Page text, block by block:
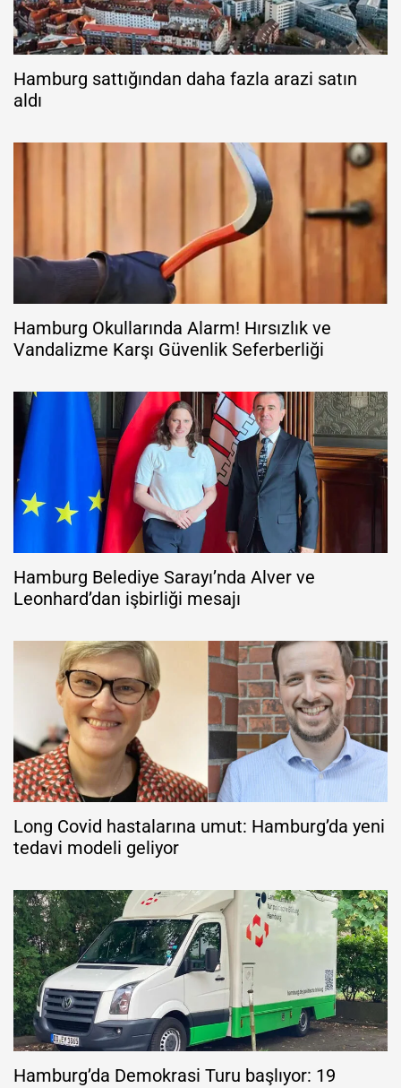
Hamburg sattığından daha fazla arazi satın
aldı
Hamburg Okullarında Alarm! Hırsızlık ve
Vandalizme Karşı Güvenlik Seferberliği
Hamburg Belediye Sarayı’nda Alver ve
Leonhard’dan işbirliği mesajı
Long Covid hastalarına umut: Hamburg’da yeni
tedavi modeli geliyor
Hamburg’da Demokrasi Turu başlıyor: 19